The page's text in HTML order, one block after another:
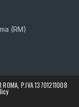
(RM)
P.IVA 13701211008